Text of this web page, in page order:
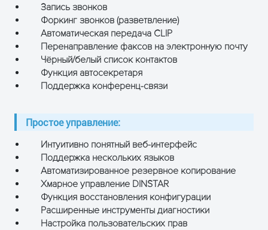
Запись звонков
Форкинг звонков (разветвление)
Автоматическая передача CLIP
Перенаправление факсов на электронную почту
Чёрный/белый список контактов
Функция автосекретаря
Поддержка конференц-связи
Простое управление:
Интуитивно понятный веб-интерфейс
Поддержка нескольких языков
Автоматизированное резервное копирование
Хмарное управление DINSTAR
Функция восстановления конфигурации
Расширенные инструменты диагностики
Настройка пользовательских прав